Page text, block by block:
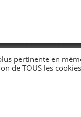
pertinente en
de TOUS les